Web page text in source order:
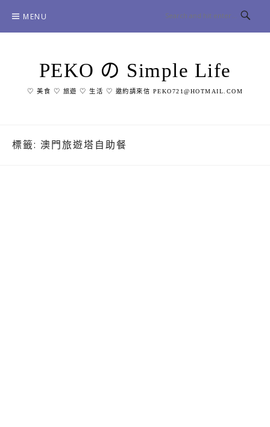
content
MENU
PEKO の Simple Life
♡ 美食 ♡ 旅遊 ♡ 生活 ♡ 邀約請來信 PEKO721@HOTMAIL.COM
標籤: 澳門旅遊塔自助餐